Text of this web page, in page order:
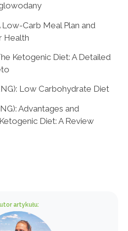
Low-Carb Meal Plan and
Health
Ketogenic Diet: A Detailed
Low Carbohydrate Diet
Advantages and
Diet: A Review
artykułu: